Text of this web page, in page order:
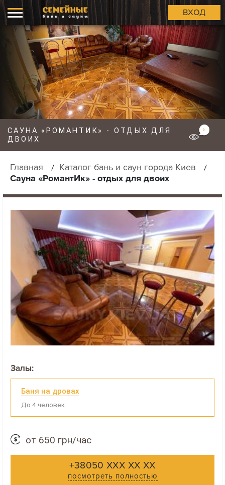
ВХОД
САУНА «РОМАНТИК» - ОТДЫХ ДЛЯ
ДВОИХ
0
Главная
Каталог бань и саун города Киев
Сауна «РомантИк» - отдых для двоих
Залы:
Баня на дровах
До 4 человек
от 650 грн/час
+38050 XXX XX XX
посмотреть полностью